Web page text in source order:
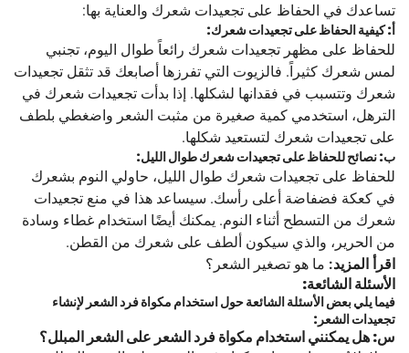
تساعدك في الحفاظ على تجعيدات شعرك والعناية بها:
أ: كيفية الحفاظ على تجعيدات شعرك:
للحفاظ على مظهر تجعيدات شعرك رائعاً طوال اليوم، تجنبي
لمس شعرك كثيراً. فالزيوت التي تفرزها أصابعك قد تثقل تجعيدات
شعرك وتتسبب في فقدانها لشكلها. إذا بدأت تجعيدات شعرك في
الترهل، استخدمي كمية صغيرة من مثبت الشعر واضغطي بلطف
على تجعيدات شعرك لتستعيد شكلها.
ب: نصائح للحفاظ على تجعيدات شعرك طوال الليل:
للحفاظ على تجعيدات شعرك طوال الليل، حاولي النوم بشعرك
في كعكة فضفاضة أعلى رأسك. سيساعد هذا في منع تجعيدات
شعرك من التسطح أثناء النوم. يمكنك أيضًا استخدام غطاء وسادة
من الحرير، والذي سيكون ألطف على شعرك من القطن.
اقرأ المزيد: ما هو تصغير الشعر؟
الأسئلة الشائعة:
فيما يلي بعض الأسئلة الشائعة حول استخدام مكواة فرد الشعر لإنشاء
تجعيدات الشعر:
س: هل يمكنني استخدام مكواة فرد الشعر على الشعر المبلل؟